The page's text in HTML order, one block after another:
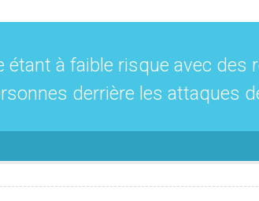
à faible risque avec des
derrière les attaques